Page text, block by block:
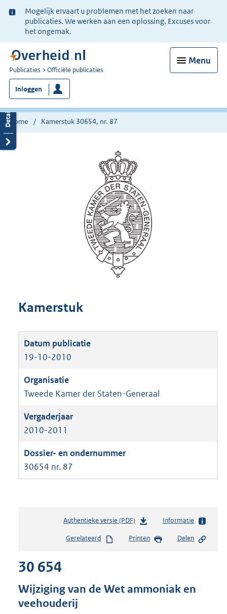
Ter
informatie:
Mogelijk ervaart u problemen met het zoeken naar
publicaties. We werken aan een oplossing. Excuses voor
het ongemak.
Menu
U
bent
nu
hier:
Publicaties Officiële publicaties
Inloggen
Home Kamerstuk 30654, nr. 87
Kamerstuk
19-10-2010
Tweede Kamer der Staten-Generaal
2010-2011
30654 nr. 87
Authentieke versie (PDF)b
s
s
Informatie
Gerelateerd Printen Delen
30 654
Wijziging van de Wet ammoniak en
veehouderij